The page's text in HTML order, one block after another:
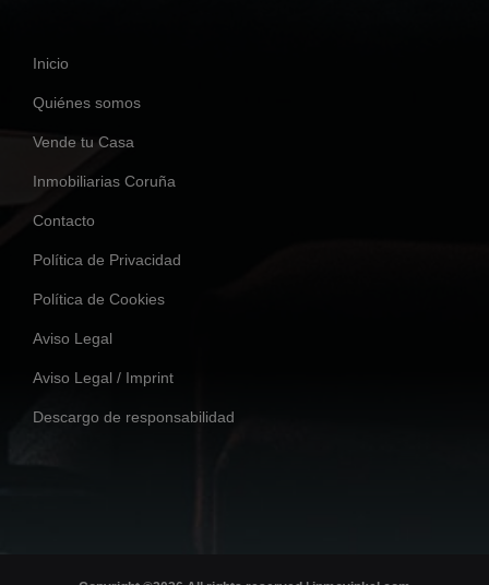
Inicio
Quiénes somos
Vende tu Casa
Inmobiliarias Coruña
Contacto
Política de Privacidad
Política de Cookies
Aviso Legal
Aviso Legal / Imprint
Descargo de responsabilidad